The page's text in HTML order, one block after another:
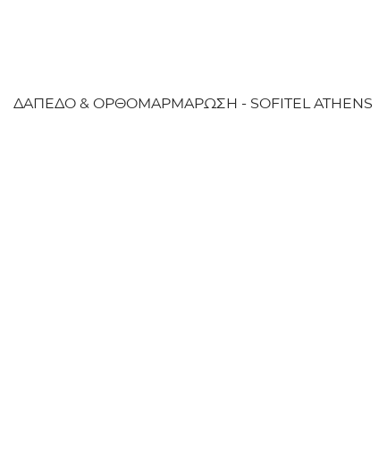
ΔΑΠΕΔΟ & ΟΡΘΟΜΑΡΜΑΡΩΣΗ - SOFITEL ATHENS